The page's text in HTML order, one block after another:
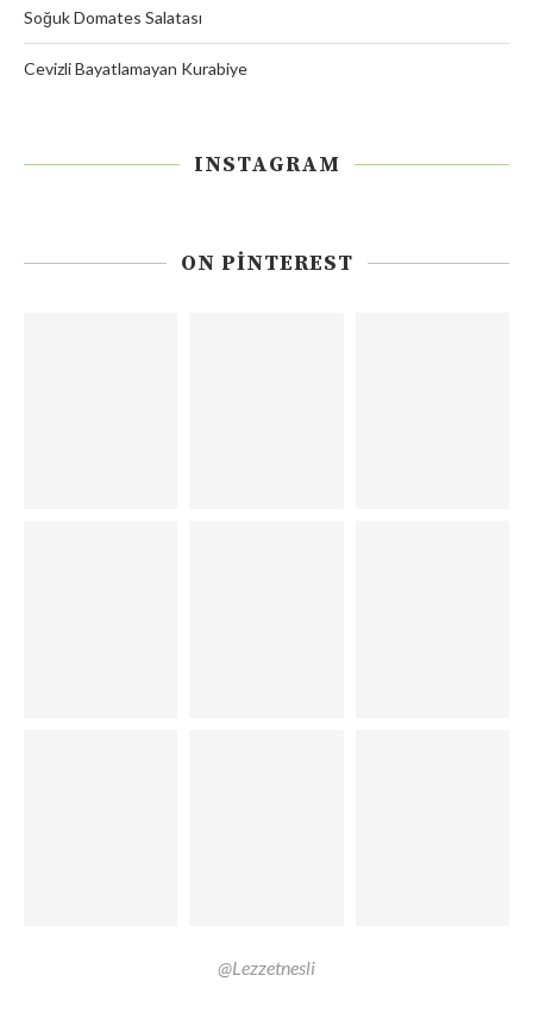
Soğuk Domates Salatası
Cevizli Bayatlamayan Kurabiye
INSTAGRAM
ON PINTEREST
@Lezzetnesli